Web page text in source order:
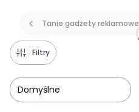
Tanie gadżety reklamowe
Filtry
Domyślne